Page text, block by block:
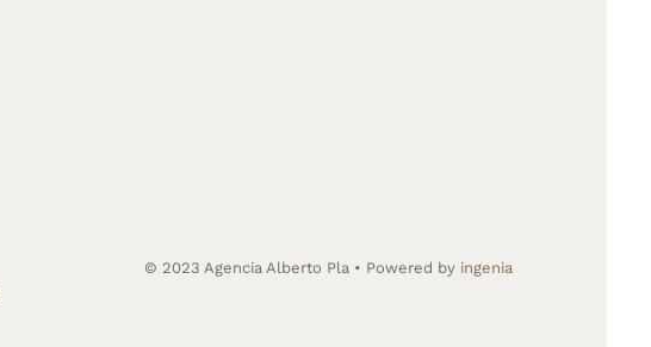
© 2023 Agencia Alberto Pla • Powered by ingenia